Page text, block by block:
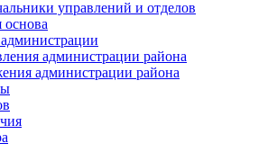
управлений и отделов
основа
администрации района
администрации района